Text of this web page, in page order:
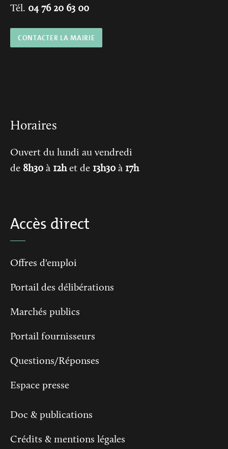
Tél. 04 76 20 63 00
CONTACTER LA MAIRIE
Horaires
Ouvert du lundi au vendredi
de 8h30 à 12het de 13h30 à 17h
Accès direct
Offres d'emploi
Portail des délibérations
Marchés publics
Portail fournisseurs
Questions/Réponses
Espace presse
Doc & publications
Crédits & mentions légales